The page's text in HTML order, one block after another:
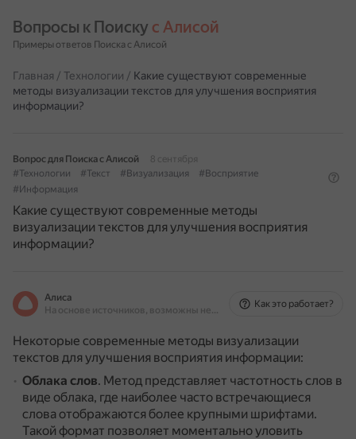
Вопросы к Поиску с Алисой
Примеры ответов Поиска с Алисой
Главная / Технологии / Какие существуют современные
методы визуализации текстов для улучшения восприятия
информации?
Вопрос для Поиска с Алисой
8 сентября
#Технологии
#Текст #Визуализация
#Восприятие
#Информация
Какие существуют современные методы
визуализации текстов для улучшения восприятия
информации?
Алиса
На основе источников, возможны неточности
Как это работает?
Некоторые современные методы визуализации
текстов для улучшения восприятия информации:
Облака слов. Метод представляет частотность слов в
виде облака, где наиболее часто встречающиеся
слова отображаются более крупными шрифтами.
Такой формат позволяет моментально уловить